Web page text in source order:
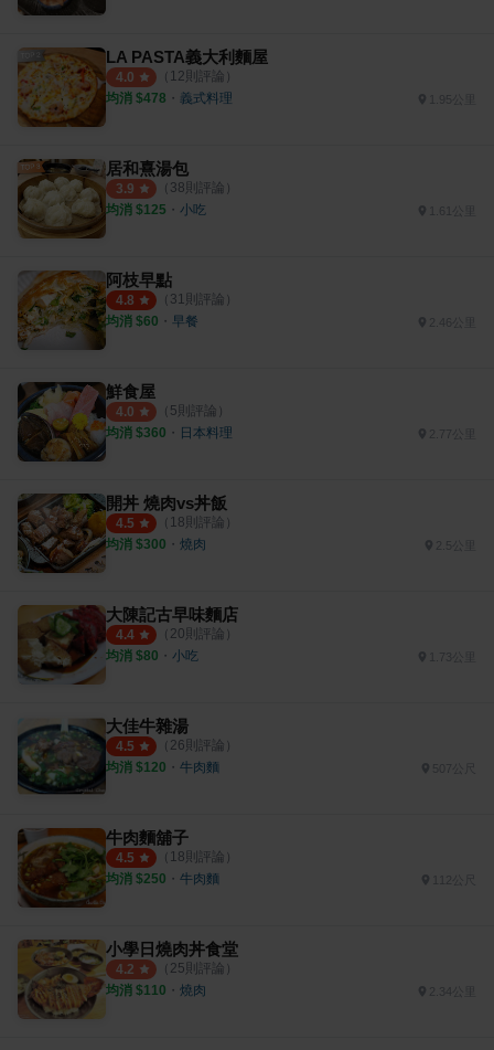
LA PASTA義大利麵屋
4.0 （ 12則評論）
均消 $478 ・ 義式料理 1.95公里
居和熹湯包
3.9 （ 38則評論）
均消 $125 ・ 小吃
阿枝早點
4.8 （ 31則評論）
均消 $60 ・ 早餐 2.46公里
鮮食屋
4.0 （ 5則評論）
均消 $360 ・ 日本料理
開丼 燒肉vs丼飯
4.5 （ 18則評論）
均消 $300 ・ 燒肉 2.5公里
大陳記古早味麵店
4.4 （ 20則評論）
均消 $80 ・ 小吃
大佳牛雜湯
4.5 （ 26則評論）
均消 $120 ・ 牛肉麵 507公尺
牛肉麵舖子
4.5 （ 18則評論）
均消 $250 ・ 牛肉麵
小學日燒肉丼食堂
4.2 （ 25則評論）
均消 $110 ・ 燒肉 2.34公里